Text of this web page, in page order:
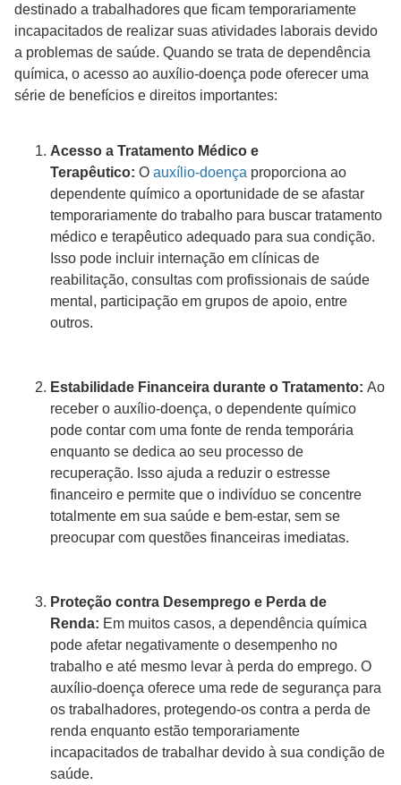
destinado a trabalhadores que ficam temporariamente
incapacitados de realizar suas atividades laborais devido
a problemas de saúde. Quando se trata de dependência
química, o acesso ao auxílio-doença pode oferecer uma
série de benefícios e direitos importantes:
Acesso a Tratamento Médico e
Terapêutico: O auxílio-doença proporciona ao
dependente químico a oportunidade de se afastar
temporariamente do trabalho para buscar tratamento
médico e terapêutico adequado para sua condição.
Isso pode incluir internação em clínicas de
reabilitação, consultas com profissionais de saúde
mental, participação em grupos de apoio, entre
outros.
Estabilidade Financeira durante o Tratamento: Ao
receber o auxílio-doença, o dependente químico
pode contar com uma fonte de renda temporária
enquanto se dedica ao seu processo de
recuperação. Isso ajuda a reduzir o estresse
financeiro e permite que o indivíduo se concentre
totalmente em sua saúde e bem-estar, sem se
preocupar com questões financeiras imediatas.
Proteção contra Desemprego e Perda de
Renda: Em muitos casos, a dependência química
pode afetar negativamente o desempenho no
trabalho e até mesmo levar à perda do emprego. O
auxílio-doença oferece uma rede de segurança para
os trabalhadores, protegendo-os contra a perda de
renda enquanto estão temporariamente
incapacitados de trabalhar devido à sua condição de
saúde.